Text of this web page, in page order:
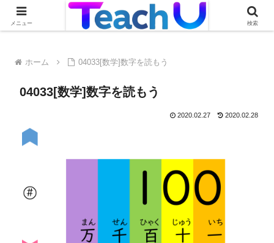
Teach Uの活用事例を絶賛募集中です！詳しくはこちらから
ホーム 04033[数学]数字を読もう
04033[数学]数字を読もう
2020.02.27 2020.02.28
メニュー 検索